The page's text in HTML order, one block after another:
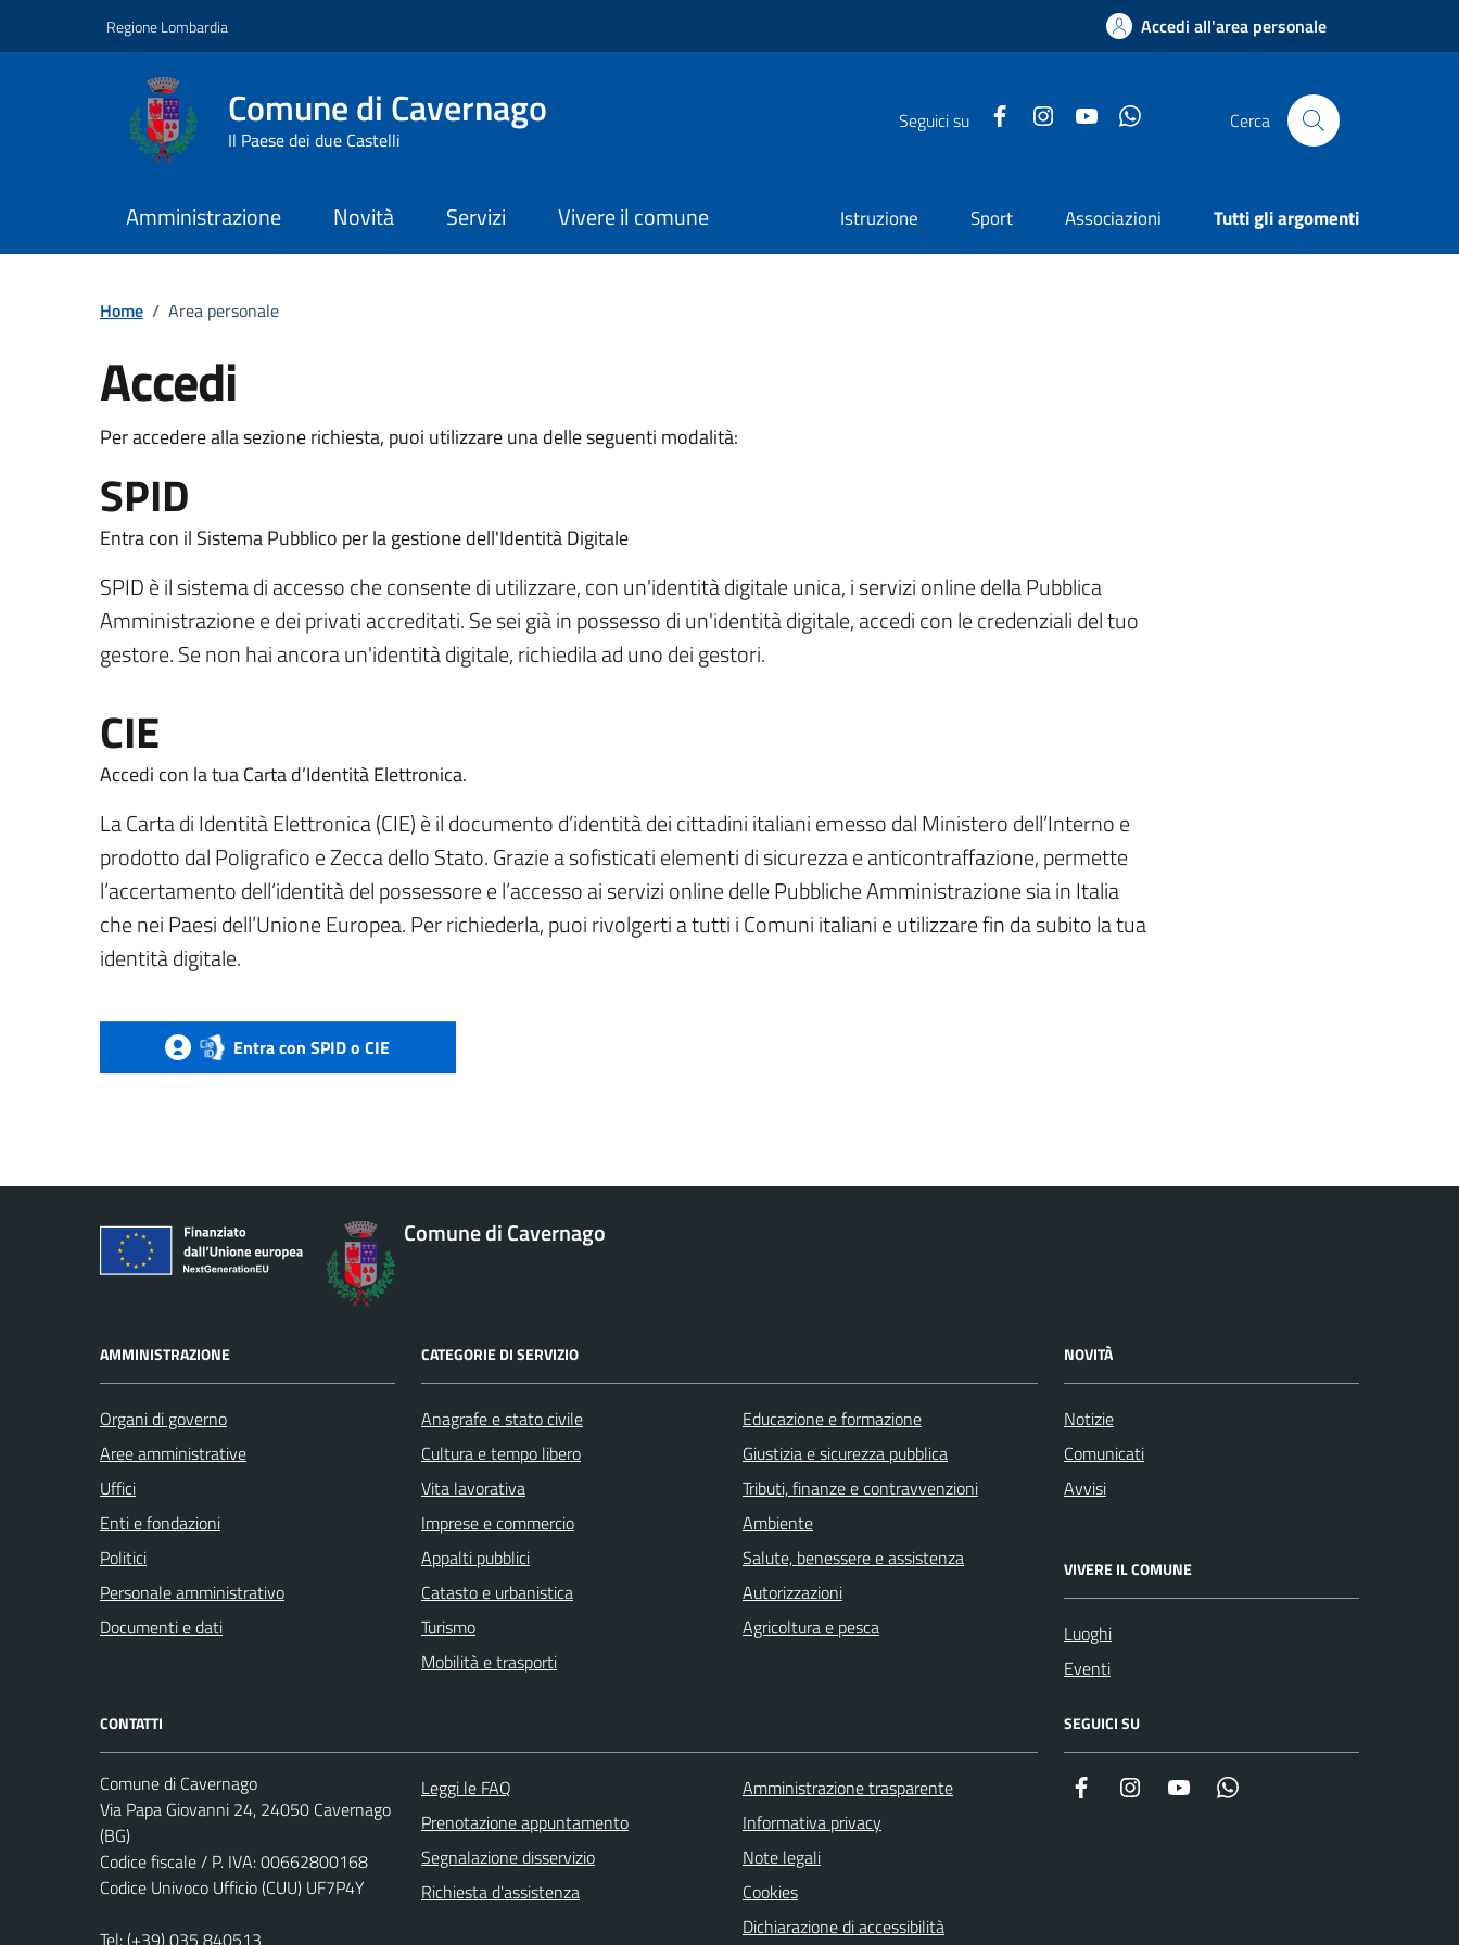
Regione Lombardia Accedi all'area personale
Comune di Cavernago
Il Paese dei due Castelli
Seguici su FacebookInstagram
YouTubeWhatsappCerca
Amministrazione Novità Servizi Vivere il comune Istruzione Sport Associazioni Tutti gli argomenti
Home / Area personale
Accedi
Per accedere alla sezione richiesta, puoi utilizzare una delle seguenti modalità:
SPID
Entra con il Sistema Pubblico per la gestione dell'Identità Digitale
SPID è il sistema di accesso che consente di utilizzare, con un'identità digitale unica, i servizi online della Pubblica
Amministrazione e dei privati accreditati. Se sei già in possesso di un'identità digitale, accedi con le credenziali del tuo
gestore. Se non hai ancora un'identità digitale, richiedila ad uno dei gestori.
CIE
Accedi con la tua Carta d’Identità Elettronica.
La Carta di Identità Elettronica (CIE) è il documento d’identità dei cittadini italiani emesso dal Ministero dell’Interno e
prodotto dal Poligrafico e Zecca dello Stato. Grazie a sofisticati elementi di sicurezza e anticontraffazione, permette
l’accertamento dell’identità del possessore e l’accesso ai servizi online delle Pubbliche Amministrazione sia in Italia
che nei Paesi dell’Unione Europea. Per richiederla, puoi rivolgerti a tutti i Comuni italiani e utilizzare fin da subito la tua
identità digitale.
Entra con SPID o CIE
Comune di Cavernago
AMMINISTRAZIONE
Organi di governo
Aree amministrative
Uffici
Enti e fondazioni
Politici
Personale amministrativo
Documenti e dati
CATEGORIE DI SERVIZIO
Anagrafe e stato civile
Cultura e tempo libero
Vita lavorativa
Imprese e commercio
Appalti pubblici
Catasto e urbanistica
Turismo
Mobilità e trasporti
Educazione e formazione
Giustizia e sicurezza pubblica
Tributi, finanze e contravvenzioni
Ambiente
Salute, benessere e assistenza
Autorizzazioni
Agricoltura e pesca
NOVITÀ
Notizie
Comunicati
Avvisi
VIVERE IL COMUNE
Luoghi
Eventi
CONTATTI
Comune di Cavernago
Via Papa Giovanni 24, 24050 Cavernago
(BG)
Codice fiscale / P. IVA: 00662800168
Codice Univoco Ufficio (CUU) UF7P4Y
Tel:(+39) 035 840513
Leggi le FAQ
Prenotazione appuntamento
Segnalazione disservizio
Richiesta d'assistenza
Amministrazione trasparente
Informativa privacy
Note legali
Cookies
Dichiarazione di accessibilità
SEGUICI SU
Facebook InstagramYouTube